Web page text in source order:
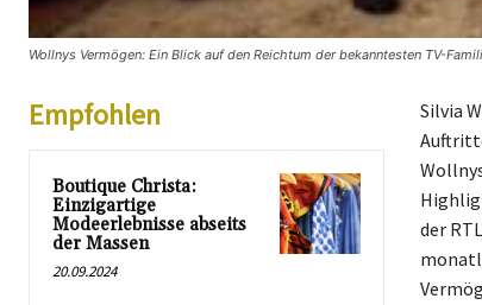
Wollnys Vermögen: Ein Blick auf den Reichtum der bekanntesten TV-
Empfohlen
Boutique Christa:
Einzigartige
Modeerlebnisse abseits
der Massen
20.09.2024
Silvia
der